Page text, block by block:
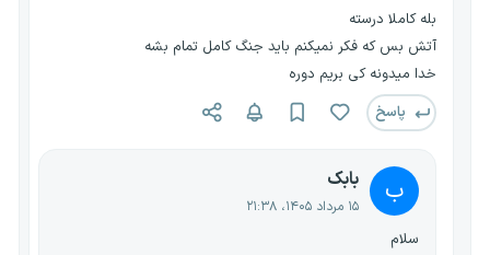
بله کاملا درسته
آتش بس که فکر نمیکنم باید جنگ کامل تمام بشه
خدا میدونه کی بریم دوره
پاسخ
ب بابک
۱۵ مرداد ۱۴۰۵، ۲۱:۳۸
سلام